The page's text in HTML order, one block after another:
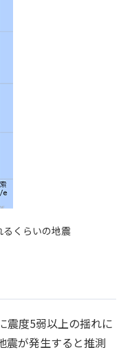
くらいの地震
震度5弱以上の揺れに
震が発生すると推測